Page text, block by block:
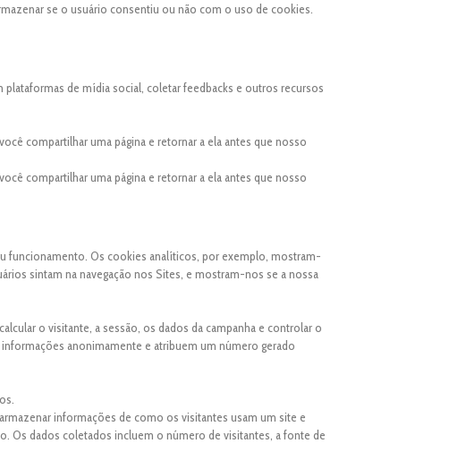
se o usuário consentiu ou não com o uso de cookies.
de mídia social, coletar feedbacks e outros recursos
compartilhar uma página e retornar a ela antes que nosso
compartilhar uma página e retornar a ela antes que nosso
funcionamento. Os cookies analíticos, por exemplo, mostram-
sintam na navegação nos Sites, e mostram-nos se a nossa
o visitante, a sessão, os dados da campanha e controlar o
anonimamente e atribuem um número gerado
informações de como os visitantes usam um site e
Os dados coletados incluem o número de visitantes, a fonte de